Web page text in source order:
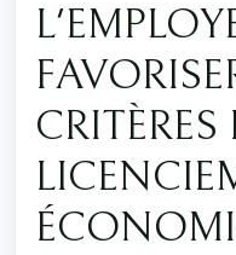
CRITÈRES